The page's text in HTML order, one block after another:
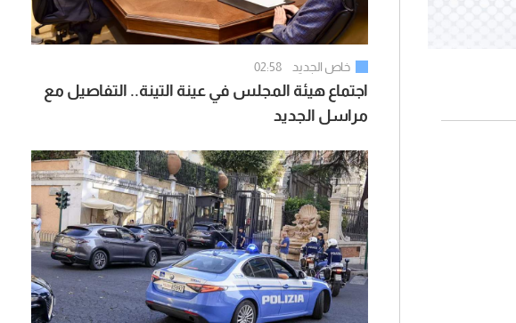
خاص الجديد 02:58
اجتماع هيئة المجلس في عينة التينة.. التفاصيل مع
مراسل الجديد